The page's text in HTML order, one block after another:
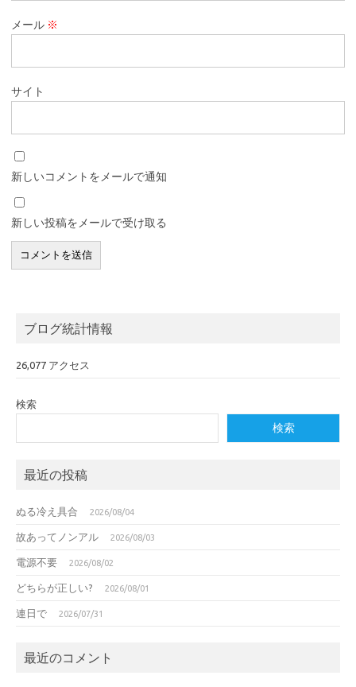
メール ※
サイト
新しいコメントをメールで通知
新しい投稿をメールで受け取る
ブログ統計情報
26,077 アクセス
検索
検索
最近の投稿
ぬる冷え具合 2026/08/04
故あってノンアル 2026/08/03
電源不要 2026/08/02
どちらが正しい? 2026/08/01
連日で 2026/07/31
最近のコメント